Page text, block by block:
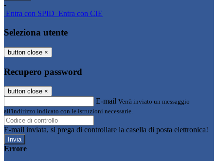
-
Entra con SPID Entra con CIE
Seleziona utente
button close ×
Recupero password
button close ×
E-mail Verrà inviato un messaggio
all'indirizzo indicato con le istruzioni necessarie.
E-mail inviata, si prega di controllare la casella di posta elettronica!
Errore